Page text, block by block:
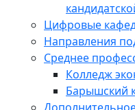
Цифровые
Направления
Среднее
Колледж
Барышский